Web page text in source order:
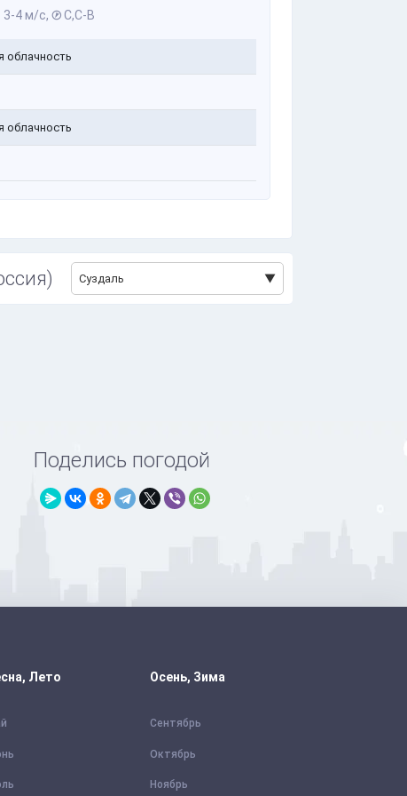
3-4 м/с, С,С-В
облачность
облачность
Суздаль
Поделись погодой
Лето Осень, Зима
Сентябрь
Октябрь
Ноябрь